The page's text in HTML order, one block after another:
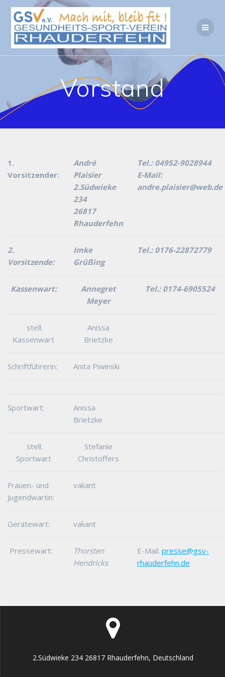
Zum
Inhalt
springen
Vorstand
1.
Vorsitzender:
André
Plaisier
2.Südwieke
234
26817
Rhauderfehn
Tel.: 04952-9028944
E-Mail:
andre.plaisier@web.de
2.
Vorsitzende:
Imke
Grüßing
Tel.: 0176-22872779
Kassenwart:
Annegret
Meyer
Tel.: 0174-6905524
stell.
Kassenwart
Anissa
Brietzke
Schriftführerin: Anita Piwinski
Sportwart:
Anissa
Brietzke
stell.
Sportwart
Stefanie
Christoffers
Frauen- und
Jugendwartin:
vakant
Gerätewart: vakant
Pressewart:
Thorsten
Hendricks
E-Mail: presse@gsv-
rhauderfehn.de
2.Südwieke 234 26817 Rhauderfehn, Deutschland